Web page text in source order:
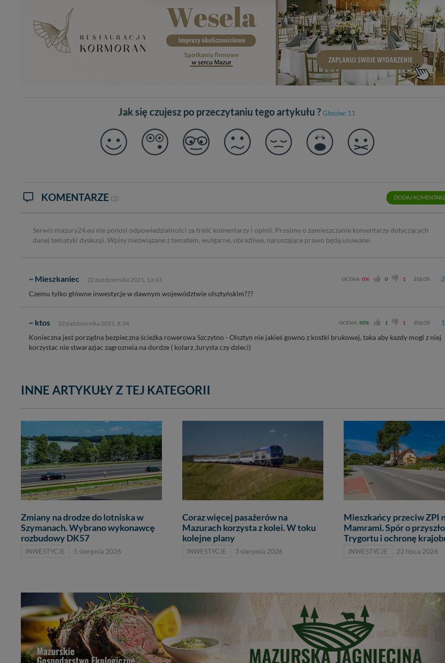
Jak się czujesz po przeczytaniu tego artykułu ? Głosów: 11
KOMENTARZE (2) DODAJ
Serwis mazury24.eu nie ponosi odpowiedzialności za treść komentarzy i opinii. Prosimy o zamieszczanie komentarzy dotyczących
danej tematyki dyskusji. Wpisy niezwiązane z tematem, wulgarne, obraźliwe, naruszające prawo będą usuwane.
~ Mieszkaniec 22 października 2021, 13:43 OCENA: 0% 0 1 ZGŁOŚ 2
Czemu tylko główne inwestycje w dawnym województwie olsztyńskim???
~ ktos 22 października 2021, 8:34 OCENA: 50% 1 1 ZGŁOŚ 1
Konieczna jest porządna bezpieczna ścieżka rowerowa Szczytno - Olsztyn nie jakieś gowno z kostki brukowej, taka aby kazdy mogl z niej
korzystac nie stwarazjac zagrozneia na dordze ( kolarz ,turysta czy dzieci)
INNE ARTYKUŁY Z TEJ KATEGORII
Zmiany na drodze do lotniska w
Szymanach. Wybrano wykonawcę
rozbudowy DK57
INWESTYCJE 5 sierpnia 2026
Coraz więcej pasażerów na
Mazurach korzysta z kolei. W toku
kolejne plany
INWESTYCJE 3 sierpnia 2026
Mieszkańcy przeciw ZPI
Mamrami. Spór o
Trygortu i ochronę
INWESTYCJE 22 lipca 2026
zasadach i funkcjonalności serwisu w
Regulaminie Serwisu.
Administratorem Twoich danych jest: Agencja Reklamowa Kreacja Monika Borkowska, z
11-500 Giżycko. Możesz z nami skontaktować się za pośrednictwem tejstrony.
W każdej chwili możesz: zażądać dostępu do swoich danych, zażądać ich poprawienia lub
przetwarzania. Pamiętaj jednak, że nie zawsze jest możliwe techniczne zrealizowanie Twoich
informacji zawartych w plikach cookies. Twoja przeglądarka umożliwia Ci skasowanie tych
przypadkach nie możemy tego zrobić za Ciebie.